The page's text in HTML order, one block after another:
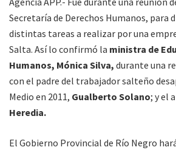
Secretaría de Derechos Humanos, para
distintas tareas a realizar por una
Salta. Así lo confirmó la ministra de
Humanos, Mónica Silva, durante una
con el padre del trabajador salteño
Medio en 2011, Gualberto Solano; y el
Heredia.
El Gobierno Provincial de Río Negro